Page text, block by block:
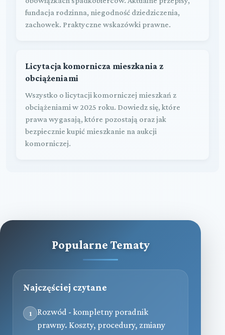
fundacja rodzinna, niegodność dziedziczenia,
zachowek. Praktyczne wskazówki prawne.
Licytacja komornicza mieszkania z
obciążeniami
Wszystko o licytacji komorniczej mieszkań z
obciążeniami w 2025 roku. Dowiedz się, które
prawa wygasają, które pozostają oraz jak
bezpiecznie kupić mieszkanie na aukcji
komorniczej.
Popularne Tematy
Najczęściej czytane
1
Rozwód - kompletny poradnik
prawny. Koszty, procedury, zmiany